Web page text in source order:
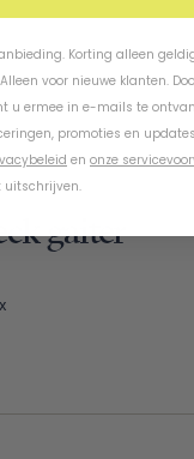
gaiter
Korting alleen
voor nieuwe klanten.
u ermee in e-mails te
promoties en
en onze
uitschrijven.